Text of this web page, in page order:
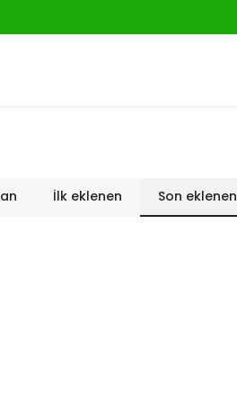
İlk eklenen Son eklenen